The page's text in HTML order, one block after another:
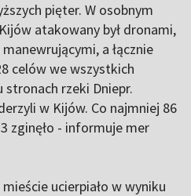
pięter. W osobnym
atakowany był dronami,
a łącznie
celów we wszystkich
rzeki Dniepr.
w Kijów. Co najmniej 86
zginęło - informuje mer
ucierpiało w wyniku